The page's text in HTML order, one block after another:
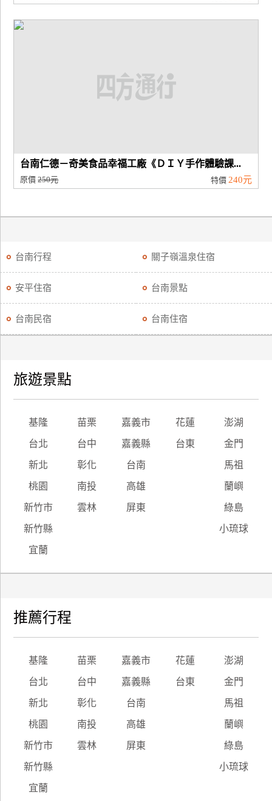
台南仁德－奇美食品幸福工廠《ＤＩＹ手作體驗課...
原價250元 特價 240元
台南行程 關子嶺溫泉住宿
安平住宿 台南景點
台南民宿 台南住宿
旅遊景點
基隆 苗栗 嘉義市 花蓮 澎湖
台北 台中 嘉義縣 台東 金門
新北 彰化 台南 馬祖
桃園 南投 高雄 蘭嶼
新竹市 雲林 屏東 綠島
新竹縣 小琉球
宜蘭
推薦行程
基隆 苗栗 嘉義市 花蓮 澎湖
台北 台中 嘉義縣 台東 金門
新北 彰化 台南 馬祖
桃園 南投 高雄 蘭嶼
新竹市 雲林 屏東 綠島
新竹縣 小琉球
宜蘭